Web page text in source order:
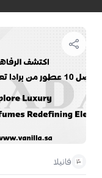
فانيلا